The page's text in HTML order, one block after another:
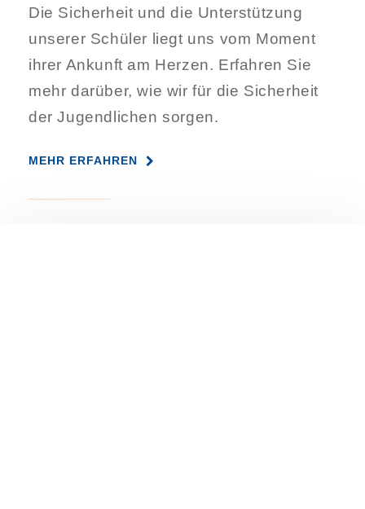
Die Sicherheit und die Unterstützung
unserer Schüler liegt uns vom Moment
ihrer Ankunft am Herzen. Erfahren Sie
mehr darüber, wie wir für die Sicherheit
der Jugendlichen sorgen.
MEHR ERFAHREN